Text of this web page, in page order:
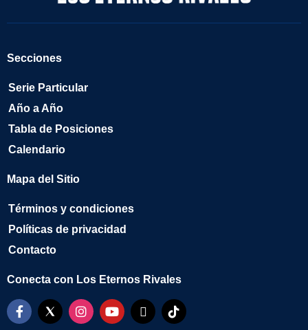
Secciones
Serie Particular
Año a Año
Tabla de Posiciones
Calendario
Mapa del Sitio
Términos y condiciones
Políticas de privacidad
Contacto
Conecta con Los Eternos Rivales